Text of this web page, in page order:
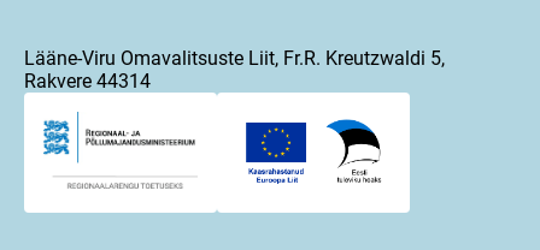
Lääne-Viru Omavalitsuste Liit, Fr.R. Kreutzwaldi 5,
Rakvere 44314